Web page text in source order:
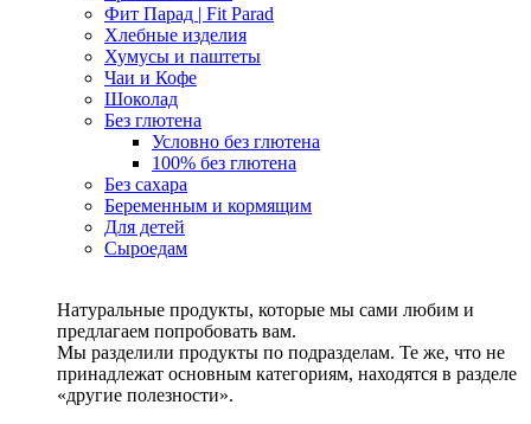
Фит Парад | Fit Parad
Хлебные изделия
Хумусы и паштеты
Чаи и Кофе
Шоколад
Без глютена
Условно без глютена
100% без глютена
Без сахара
Беременным и кормящим
Для детей
Сыроедам
Натуральные продукты, которые мы сами любим и
предлагаем попробовать вам.
Мы разделили продукты по подразделам. Те же, что не
принадлежат основным категориям, находятся в разделе
«другие полезности».